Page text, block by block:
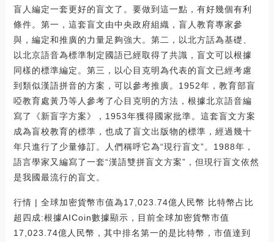
盲人編定一套更好的盲文了。要做到這一點，有好幾個有利
條件。第一，這套盲文由中央政府組織，盲人教育專家參
與，編定和推廣的力量足夠強大。第二，以北方話為基礎、
以北京語音為標準制定國語已經取得了共識，盲文可以根據
同樣的標準編定。第三，以心目克明為代表的盲文已經考慮
到類似漢語拼音的方案，可以參考推廣。1952年，教育部盲
啞教育處黃乃等人參考了心目克明的方法，根據北京語音編
寫了《新盲字方案》，1953年獲得國家批準。這套盲文方案
成為盲校教育的標準，也成了盲文出版物的標準，經過幾十
年只進行了少量修訂。人們稱呼它為“現行盲文”。1988年，
語言學家又編寫了一套“漢語雙拼盲文方案”，但現行盲文依然
是我國最流行的盲文。
行情 | 全球加密貨幣市值為17,023.74億人民幣 比特幣占比
超四成:根據AICoin數據顯示，目前全球加密貨幣市值
17,023.74億人民幣，其中排名第一的是比特幣，市值達到